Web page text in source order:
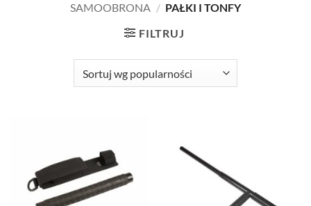
SAMOOBRONA / PAŁKI I TONFY
FILTRUJ